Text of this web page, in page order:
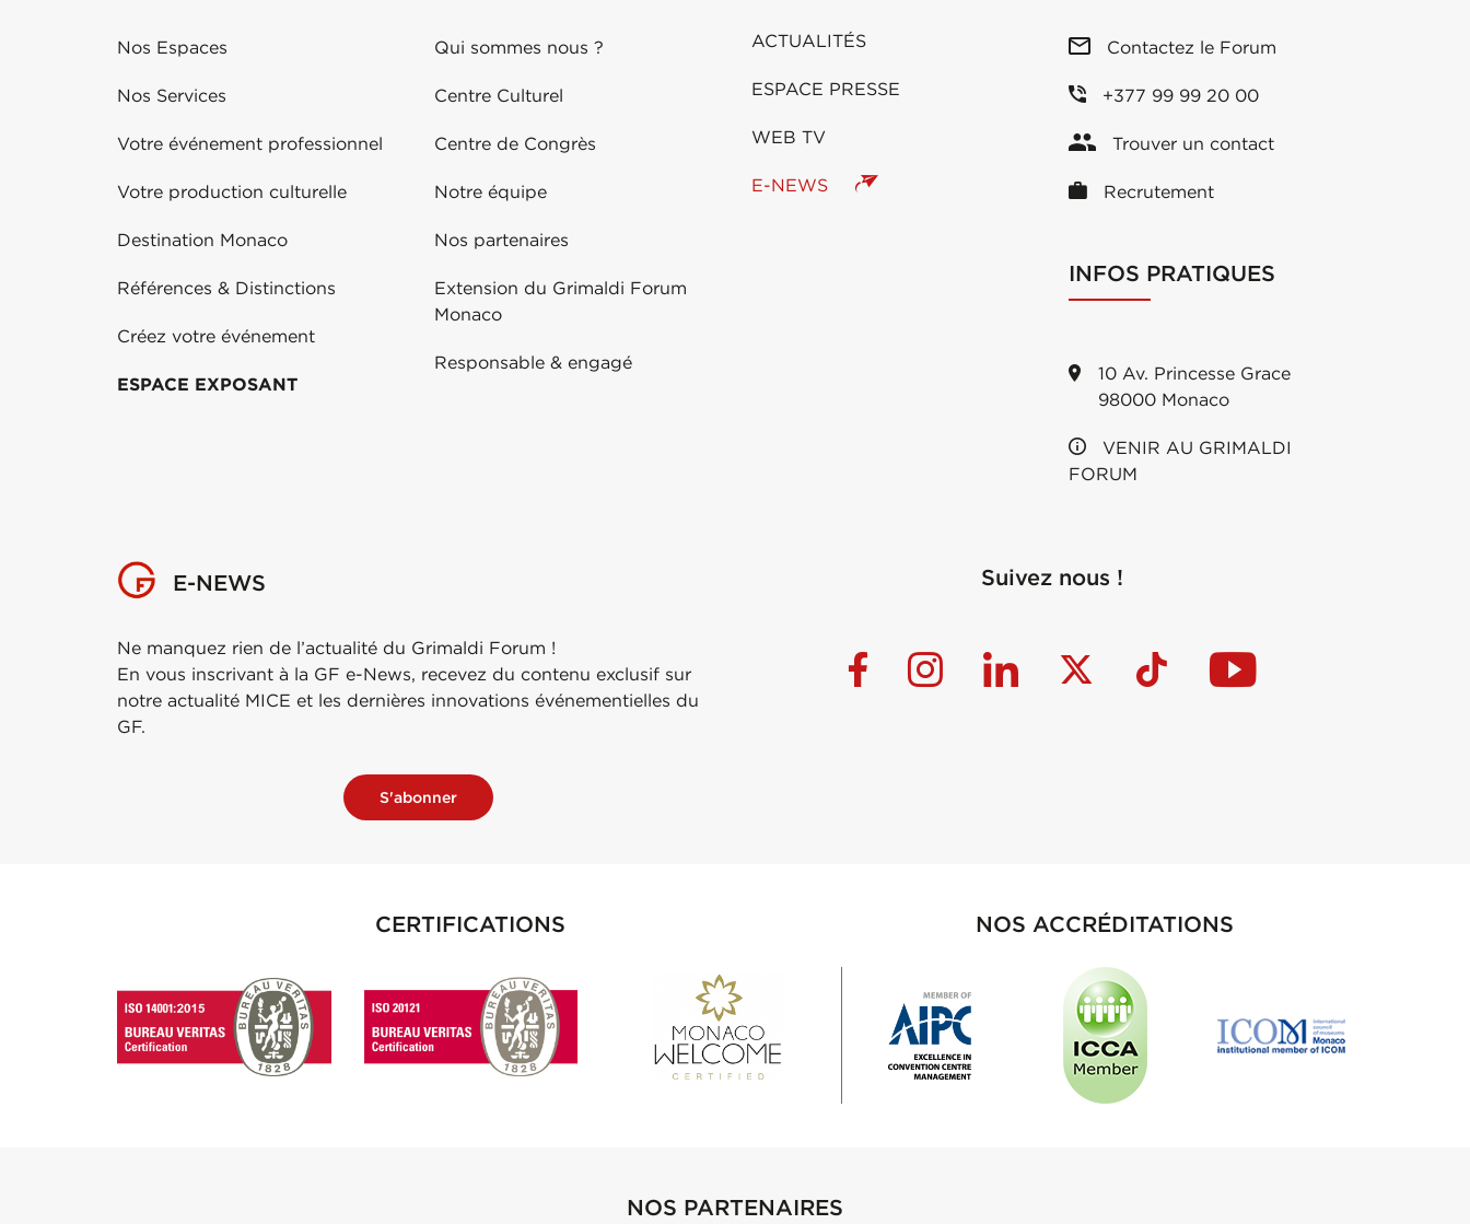
Nos Espaces
Nos Services
Votre événement professionnel
Votre production culturelle
Destination Monaco
Références & Distinctions
Créez votre événement
ESPACE EXPOSANT
Qui sommes nous ?
Centre Culturel
Centre de Congrès
Notre équipe
Nos partenaires
Extension du Grimaldi Forum
Monaco
Responsable & engagé
ACTUALITÉS
ESPACE PRESSE
WEB TV
E-NEWS
Contactez le Forum
+377 99 99 20 00
Trouver un contact
Recrutement
INFOS PRATIQUES
10 Av. Princesse Grace
98000 Monaco
VENIR AU GRIMALDI
FORUM
E-NEWS
Ne manquez rien de l’actualité du Grimaldi Forum !
En vous inscrivant à la GF e-News, recevez du contenu exclusif sur
notre actualité MICE et les dernières innovations événementielles du
GF.
S'abonner
Suivez nous !
CERTIFICATIONS NOS ACCRÉDITATIONS
NOS PARTENAIRES